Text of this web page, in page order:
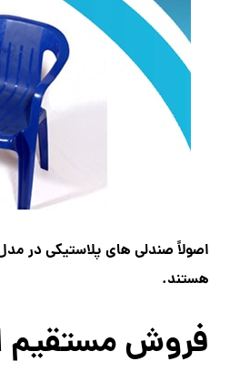
اصولاً صندلی های پلاستیکی در
هستند.
فروش مستقیم